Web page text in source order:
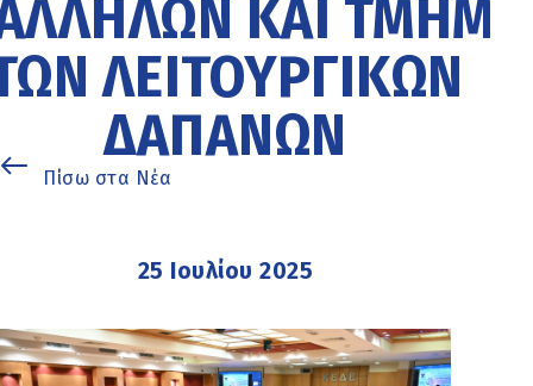
ΚΑΙ ΤΜΉΜΑ
ΛΕΙΤΟΥΡΓΙΚΏΝ
ΔΑΠΑΝΏΝ
Πίσω στα Νέα
25 Ιουλίου 2025